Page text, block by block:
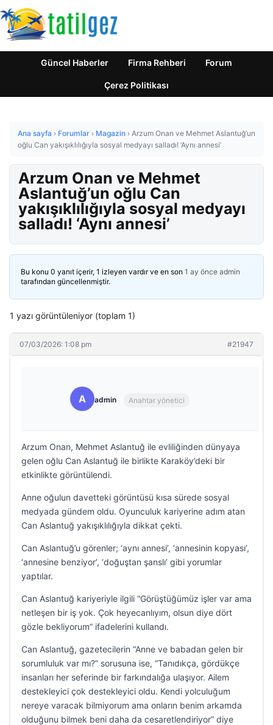
Güncel Haberler Firma Rehberi Forum
Çerez Politikası
Ana sayfa › Forumlar › Magazin › Arzum Onan ve Mehmet Aslantuğ’un
oğlu Can yakışıklılığıyla sosyal medyayı salladı! ‘Aynı annesi’
Arzum Onan ve Mehmet
Aslantuğ’un oğlu Can
yakışıklılığıyla sosyal medyayı
salladı! ‘Aynı annesi’
Bu konu 0 yanıt içerir, 1 izleyen vardır ve en son 1 ay önce admin
tarafından güncellenmiştir.
1 yazı görüntüleniyor (toplam 1)
07/03/2026: 1:08 pm #21947
A admin Anahtar yönetici
Arzum Onan, Mehmet Aslantuğ ile evliliğinden dünyaya
gelen oğlu Can Aslantuğ ile birlikte Karaköy’deki bir
etkinlikte görüntülendi.
Anne oğulun davetteki görüntüsü kısa sürede sosyal
medyada gündem oldu. Oyunculuk kariyerine adım atan
Can Aslantuğ yakışıklılığıyla dikkat çekti.
Can Aslantuğ’u görenler; ‘aynı annesi’, ‘annesinin kopyası’,
‘annesine benziyor’, ‘doğuştan şanslı’ gibi yorumlar
yaptılar.
Can Aslantuğ kariyeriyle ilgili “Görüştüğümüz işler var ama
netleşen bir iş yok. Çok heyecanlıyım, olsun diye dört
gözle bekliyorum” ifadelerini kullandı.
Can Aslantuğ, gazetecilerin “Anne ve babadan gelen bir
sorumluluk var mı?” sorusuna ise, “Tanıdıkça, gördükçe
insanları her seferinde bir farkındalığa ulaşıyor. Ailem
destekleyici çok destekleyici oldu. Kendi yolculuğum
nereye varacak bilmiyorum ama onların benim arkamda
olduğunu bilmek beni daha da cesaretlendiriyor” diye